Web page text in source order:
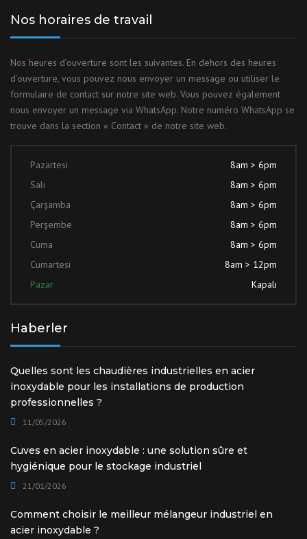
Nos horaires de travail
Nos heures d’ouverture sont les suivantes. En dehors des heures
d’ouverture, vous pouvez nous envoyer un message ou utiliser le
formulaire de contact sur notre site web. Vous pouvez également
nous envoyer un message via WhatsApp. Notre numéro WhatsApp se
trouve dans la section « Contact » de notre site web.
Pazartesi
8am > 6pm
Salı
8am > 6pm
Çarşamba
8am > 6pm
Perşembe
8am > 6pm
Cuma
8am > 6pm
Cumartesi
8am > 12pm
Pazar
Kapalı
Haberler
Quelles sont les chaudières industrielles en acier
inoxydable pour les installations de production
professionnelles ?
11/05/2026
Cuves en acier inoxydable : une solution sûre et
hygiénique pour le stockage industriel
21/01/2026
Comment choisir le meilleur mélangeur industriel en
acier inoxydable ?